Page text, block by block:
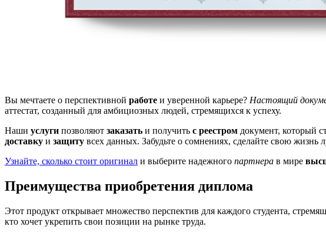
Вы мечтаете о перспективной работе и уверенной карьере? Настоящий
аттестат, созданный для амбициозных людей, стремящихся к успеху.
Наши услуги позволяют заказать и получить с реестром документ, который
доставку и защиту всех данных. Забудьте о сомнениях, сделайте свою жизнь
Узнайте, сколько стоит оригинал и выберите надежного партнера в мире
Преимущества приобретения диплома
Этот продукт открывает множество перспектив для каждого студента,
кто хочет укрепить свои позиции на рынке труда.